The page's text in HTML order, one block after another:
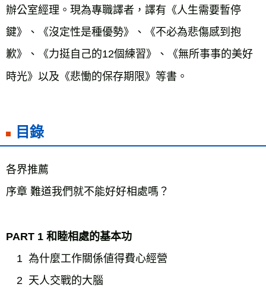
辦公室經理。現為專職譯者，譯有《人生需要暫停
鍵》、《沒定性是種優勢》、《不必為悲傷感到抱
歉》、《力挺自己的12個練習》、《無所事事的美好
時光》以及《悲慟的保存期限》等書。
目錄
各界推薦
序章 難道我們就不能好好相處嗎？
PART 1 和睦相處的基本功
1 為什麼工作關係値得費心經營
2 天人交戰的大腦